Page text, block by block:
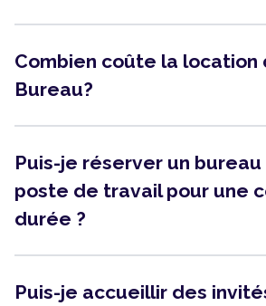
Combien coûte la location
Bureau?
Puis-je réserver un bureau
poste de travail pour une
durée ?
Puis-je accueillir des